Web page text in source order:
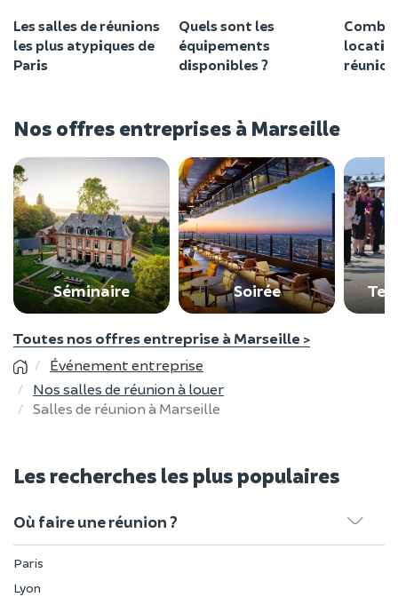
Les salles de réunions
les plus atypiques de
Paris
Quels sont les
équipements
disponibles ?
réunion
Nos offres entreprises à Marseille
Séminaire Soirée
Toutes nos offres entreprise à Marseille >
Événement entreprise
Nos salles de réunion à louer
Salles de réunion à Marseille
Les recherches les plus populaires
Où faire une réunion ?
Paris
Lyon